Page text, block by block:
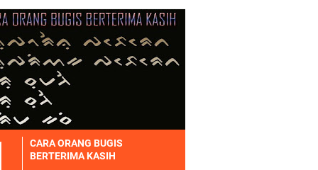
CARA ORANG BUGIS
BERTERIMA KASIH